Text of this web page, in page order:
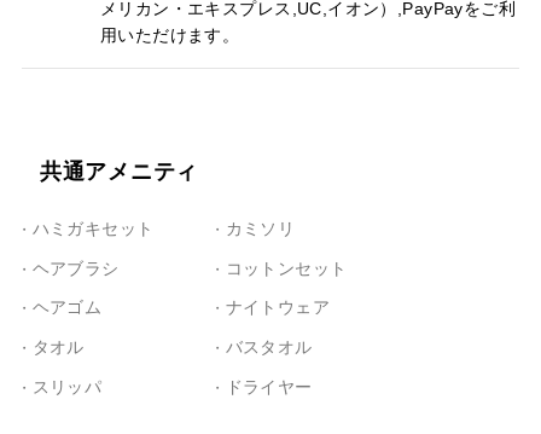
メリカン・エキスプレス,UC,イオン）,PayPayをご利
用いただけます。
共通アメニティ
ハミガキセット カミソリ
ヘアブラシ コットンセット
ヘアゴム ナイトウェア
タオル バスタオル
スリッパ ドライヤー